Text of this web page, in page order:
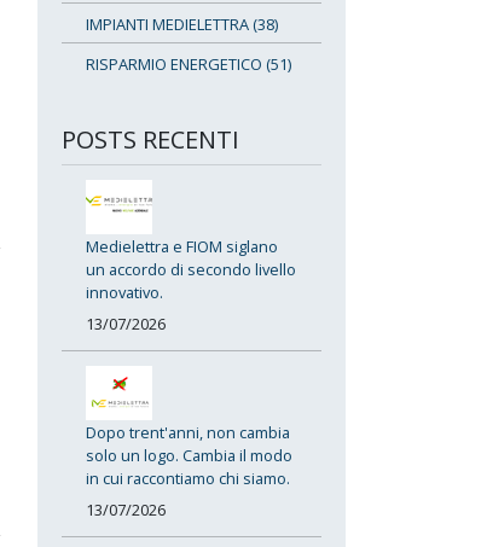
IMPIANTI MEDIELETTRA (38)
RISPARMIO ENERGETICO (51)
POSTS RECENTI
Medielettra e FIOM siglano
un accordo di secondo livello
innovativo.
13/07/2026
Dopo trent'anni, non cambia
solo un logo. Cambia il modo
in cui raccontiamo chi siamo.
13/07/2026